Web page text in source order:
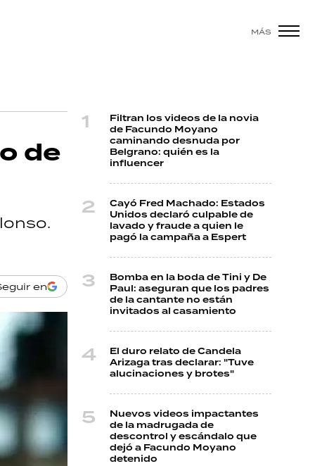
MÁS
de
en
Filtran los videos de la novia
de Facundo Moyano
caminando desnuda por
Belgrano: quién es la
influencer
Cayó Fred Machado: Estados
Unidos declaró culpable de
lavado y fraude a quien le
pagó la campaña a Espert
Bomba en la boda de Tini y De
Paul: aseguran que los padres
de la cantante no están
invitados al casamiento
El duro relato de Candela
Arizaga tras declarar: "Tuve
alucinaciones y brotes"
Nuevos videos impactantes
de la madrugada de
descontrol y escándalo que
dejó a Facundo Moyano
detenido